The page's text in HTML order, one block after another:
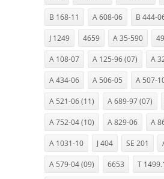
B 168-11 A 608-06 B 444-
J 1249 4659 A 35-590
A 108-07 A 125-96 (07) A
A 434-06 A 506-05 A 507-
A 521-06 (11) A 689-97 (07)
A 752-04 (10) A 829-06 A
A 1031-10 J 404 SE 201
A 579-04 (09) 6653 T